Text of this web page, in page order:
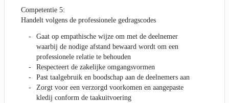
Competentie 5:
Handelt volgens de professionele gedragscodes
Gaat op empathische wijze om met de deelnemer
waarbij de nodige afstand bewaard wordt om een
professionele relatie te behouden
Respecteert de zakelijke omgangsvormen
Past taalgebruik en boodschap aan de deelnemers aan
Zorgt voor een verzorgd voorkomen en aangepaste
kledij conform de taakuitvoering